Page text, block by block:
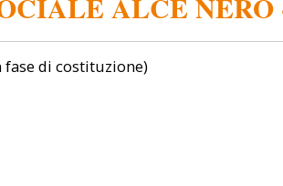
fase di costituzione)